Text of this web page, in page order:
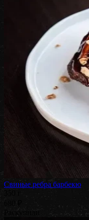
Свиные ребра барбекю
350 г
Раскупили